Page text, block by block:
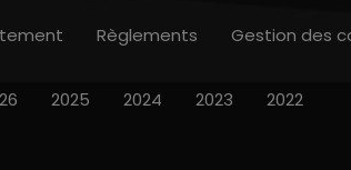
Règlements Gestion des
2025 2024 2023 2022